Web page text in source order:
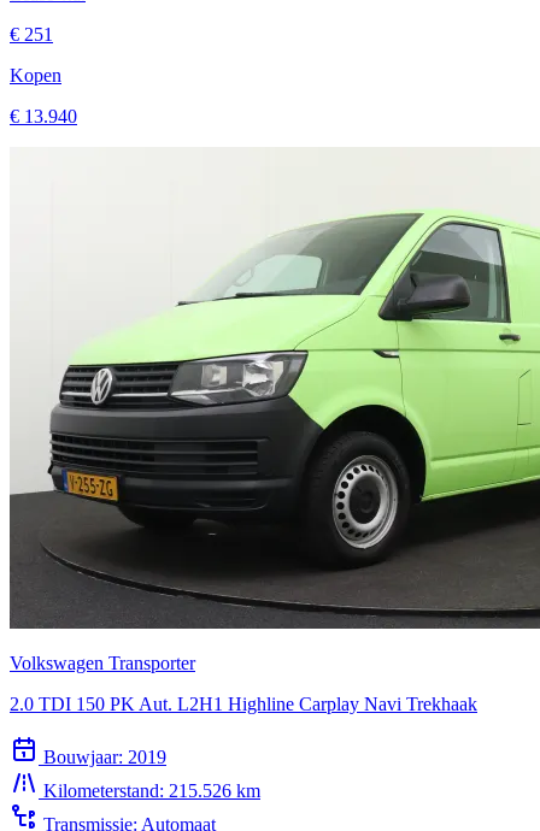
€ 251
Kopen
€ 13.940
Volkswagen Transporter
2.0 TDI 150 PK Aut. L2H1 Highline Carplay Navi Trekhaak
Bouwjaar: 2019
Kilometerstand: 215.526 km
Transmissie: Automaat